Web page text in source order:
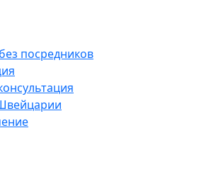
посредников